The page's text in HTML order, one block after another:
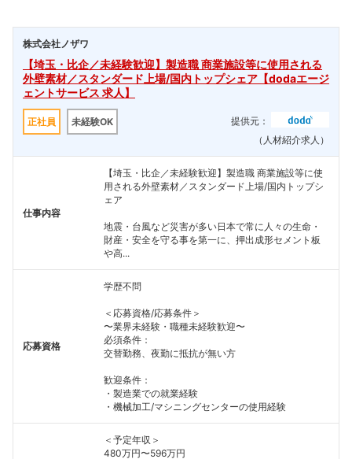
株式会社ノザワ
【埼玉・比企／未経験歓迎】製造職 商業施設等に使用される
外壁素材／スタンダード上場/国内トップシェア【dodaエージ
ェントサービス 求人】
正社員 未経験OK
提供元：
（人材紹介求人）
仕事内容
【埼玉・比企／未経験歓迎】製造職 商業施設等に使
用される外壁素材／スタンダード上場/国内トップシ
ェア
地震・台風など災害が多い日本で常に人々の生命・
財産・安全を守る事を第一に、押出成形セメント板
や高...
応募資格
学歴不問
＜応募資格/応募条件＞
〜業界未経験・職種未経験歓迎〜
必須条件：
交替勤務、夜勤に抵抗が無い方
歓迎条件：
・製造業での就業経験
・機械加工/マシニングセンターの使用経験
＜予定年収＞
480万円〜596万円